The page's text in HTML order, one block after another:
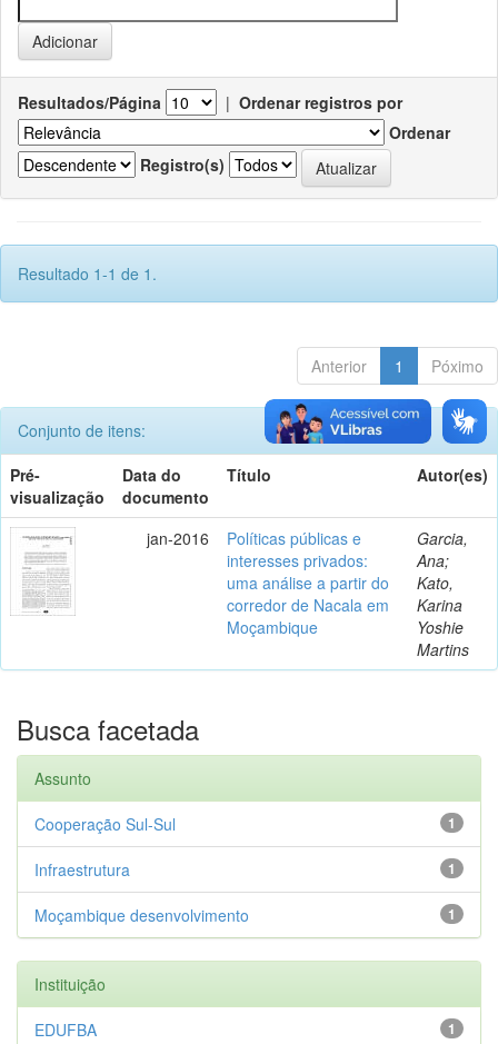
Resultados/Página | Ordenar registros por
Ordenar
Registro(s)
Resultado 1-1 de 1.
Anterior 1 Póximo
Conjunto de itens:
Pré-
visualização
Data do
documento
Título Autor(es)
jan-2016
Políticas públicas e
interesses privados:
uma análise a partir do
corredor de Nacala em
Moçambique
Garcia,
Ana;
Kato,
Karina
Yoshie
Martins
Busca facetada
Assunto
1
Cooperação Sul-Sul
1
Infraestrutura
1
Moçambique desenvolvimento
Instituição
1
EDUFBA